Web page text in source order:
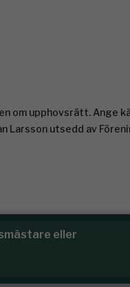
till
om upphovsrätt. Ange
Larsson utsedd av